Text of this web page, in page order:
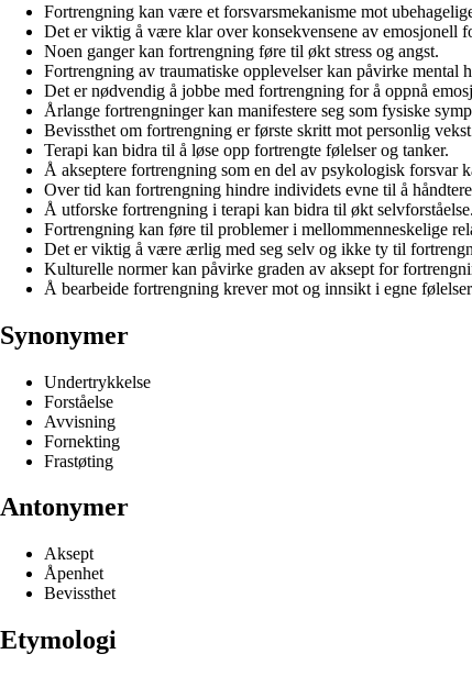
Fortrengning kan være et forsvarsmekanisme mot
Det er viktig å være klar over konsekvensene av emosjonell
Noen ganger kan fortrengning føre til økt stress og angst.
Fortrengning av traumatiske opplevelser kan påvirke mental
Det er nødvendig å jobbe med fortrengning for å oppnå
Årlange fortrengninger kan manifestere seg som fysiske
Bevissthet om fortrengning er første skritt mot personlig
Terapi kan bidra til å løse opp fortrengte følelser og tanker.
Å akseptere fortrengning som en del av psykologisk forsvar
Over tid kan fortrengning hindre individets evne til å
Å utforske fortrengning i terapi kan bidra til økt selvforståelse.
Fortrengning kan føre til problemer i mellommenneskelige
Det er viktig å være ærlig med seg selv og ikke ty til
Kulturelle normer kan påvirke graden av aksept for
Å bearbeide fortrengning krever mot og innsikt i egne
Synonymer
Undertrykkelse
Forståelse
Avvisning
Fornekting
Frastøting
Antonymer
Aksept
Åpenhet
Bevissthet
Etymologi